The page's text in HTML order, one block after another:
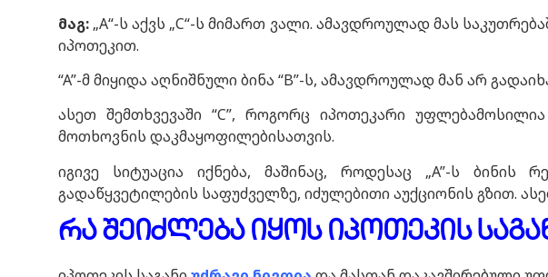
მაგ: „A“-ს აქვს „C“-ს მიმართ ვალი. ამავდროულად მას
იპოთეკით.
“A”-მ მიყიდა აღნიშნული ბინა “B”-ს, ამავდროულად მან არ
ასეთ შემთხვევაში “C”, როგორც იპოთეკარი
მოთხოვნის დაკმაყოფილებისათვის.
იგივე სიტუაცია იქნება, მაშინაც, როდესაც „A”-ს
გადაწყვეტილების საფუძველზე, იძულებითი აუქციონის გზით.
რა შეიძლება იყოს იპოთეკის